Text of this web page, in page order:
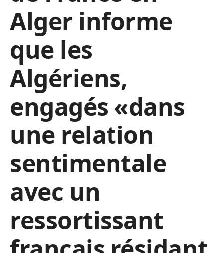
Alger informe
que les
Algériens,
engagés «dans
une relation
sentimentale
avec un
ressortissant